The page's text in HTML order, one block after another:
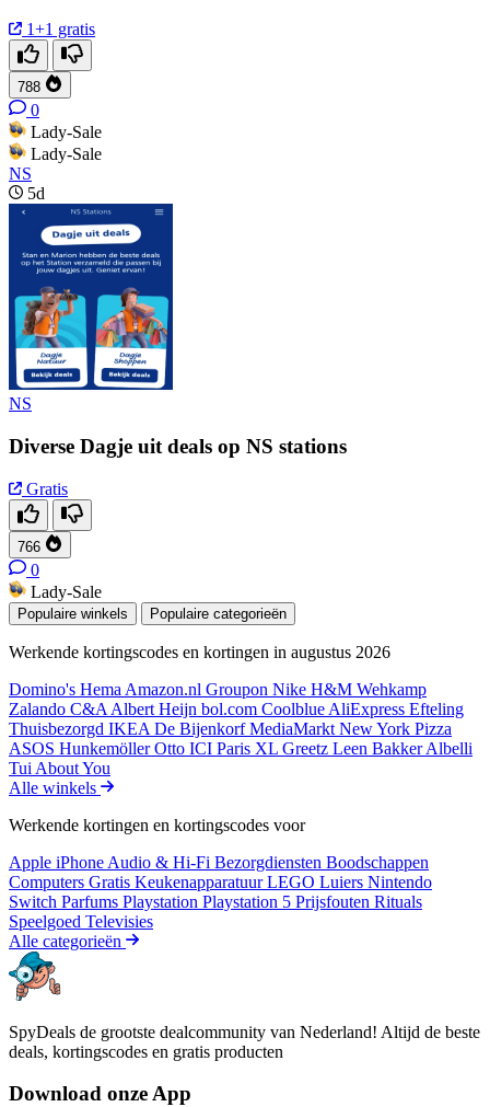
1+1 gratis
788
0
Lady-Sale
Lady-Sale
NS
5d
NS
Diverse Dagje uit deals op NS stations
Gratis
766
0
Lady-Sale
Populaire winkels Populaire categorieën
Werkende kortingscodes en kortingen in augustus 2026
Domino's Hema Amazon.nl Groupon Nike H&M Wehkamp
Zalando C&A Albert Heijn bol.com Coolblue AliExpress Efteling
Thuisbezorgd IKEA De BijenkorfMediaMarkt New York Pizza
ASOS HunkemöllerOtto ICI Paris XL Greetz Leen BakkerAlbelli
Tui About You
Alle winkels
Werkende kortingen en kortingscodes voor
Apple iPhone Audio & Hi-Fi Bezorgdiensten Boodschappen
Computers Gratis KeukenapparatuurLEGO Luiers Nintendo
Switch Parfums Playstation Playstation 5 Prijsfouten Rituals
Speelgoed Televisies
Alle categorieën
SpyDeals de grootste dealcommunity van Nederland! Altijd de beste
deals, kortingscodes en gratis producten
Download onze App